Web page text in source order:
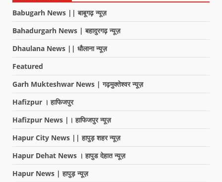
Babugarh News || बाबूगढ़ न्यूज़
Bahadurgarh News | बहादुरगढ़ न्यूज़
Dhaulana News || धौलाना न्यूज़
Featured
Garh Mukteshwar News | गढ़मुक्तेश्वर न्यूज़
Hafizpur । हाफिजपुर
Hafizpur News |। हाफिजपुर न्यूज़
Hapur City News || हापुड़ शहर न्यूज़
Hapur Dehat News । हापुड देहात न्यूज़
Hapur News | हापुड़ न्यूज़